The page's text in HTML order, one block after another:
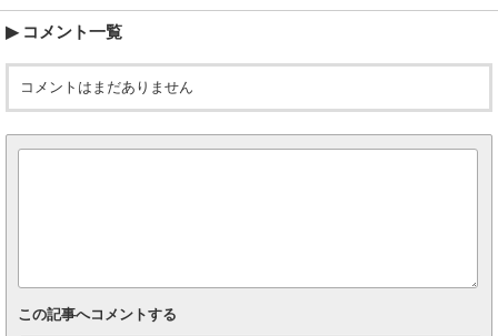
コメント一覧
コメントはまだありません
この記事へコメントする